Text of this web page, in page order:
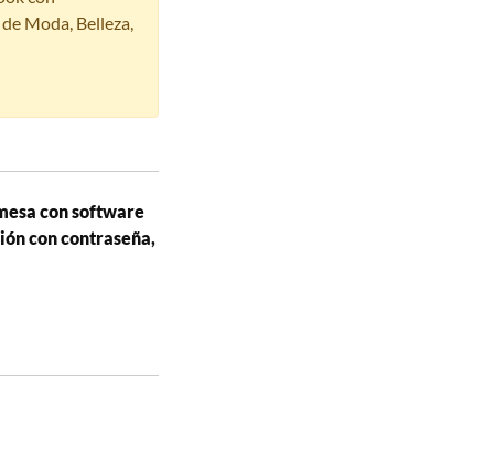
Moda, Belleza,
con software
con contraseña,